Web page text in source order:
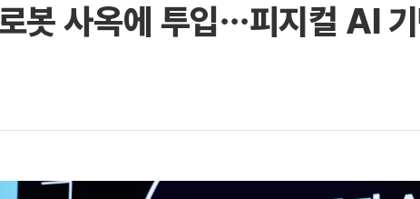
봇 사옥에 투입⋯피지컬 AI